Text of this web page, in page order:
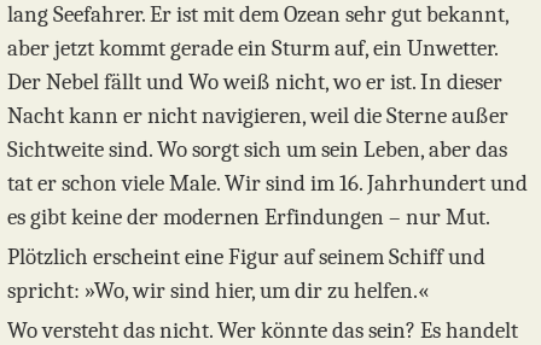
lang Seefahrer. Er ist mit dem Ozean sehr gut bekannt,
aber jetzt kommt gerade ein Sturm auf, ein Unwetter.
Der Nebel fällt und Wo weiß nicht, wo er ist. In dieser
Nacht kann er nicht navigieren, weil die Sterne außer
Sichtweite sind. Wo sorgt sich um sein Leben, aber das
tat er schon viele Male. Wir sind im 16. Jahrhundert und
es gibt keine der modernen Erfindungen – nur Mut.
Plötzlich erscheint eine Figur auf seinem Schiff und
spricht: »Wo, wir sind hier, um dir zu helfen.«
Wo versteht das nicht. Wer könnte das sein? Es handelt